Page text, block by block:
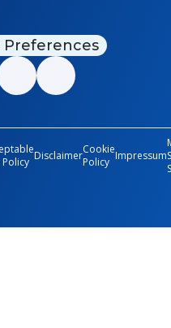
Preferences
Policy DisclaimerCookie
Policy Impressum